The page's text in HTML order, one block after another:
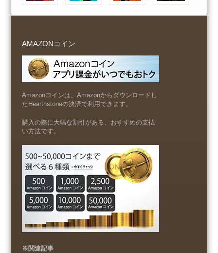
AMAZONコイン
Amazonコインは、Amazonからダウンロードし
たHearthstoneの決済で利用できます。
購入の際に大幅な割引がある、おすすめの支払
い方法です。
※関連記事